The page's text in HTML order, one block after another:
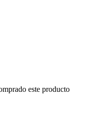
este producto